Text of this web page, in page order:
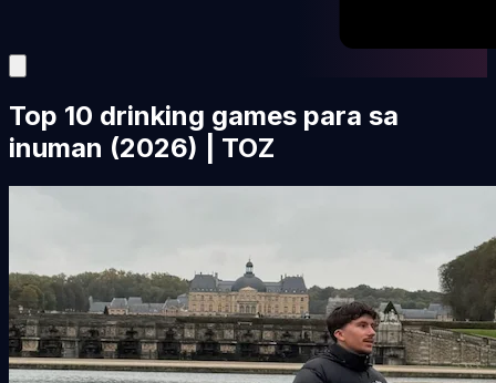
Top 10 drinking games para sa
inuman (2026) | TOZ